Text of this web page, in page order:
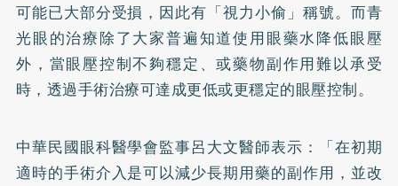
可能已大部分受損，因此有「視力小偷」稱號。而青
光眼的治療除了大家普遍知道使用眼藥水降低眼壓
外，當眼壓控制不夠穩定、或藥物副作用難以承受
時，透過手術治療可達成更低或更穩定的眼壓控制。
中華民國眼科醫學會監事呂大文醫師表示：「在初期
適時的手術介入是可以減少長期用藥的副作用，並改